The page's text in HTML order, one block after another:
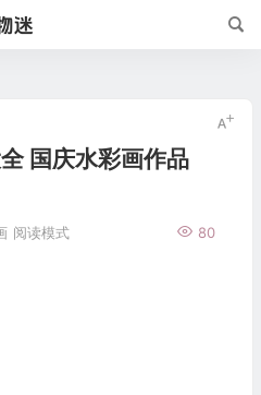
国庆水彩画作品
80
阅读模式